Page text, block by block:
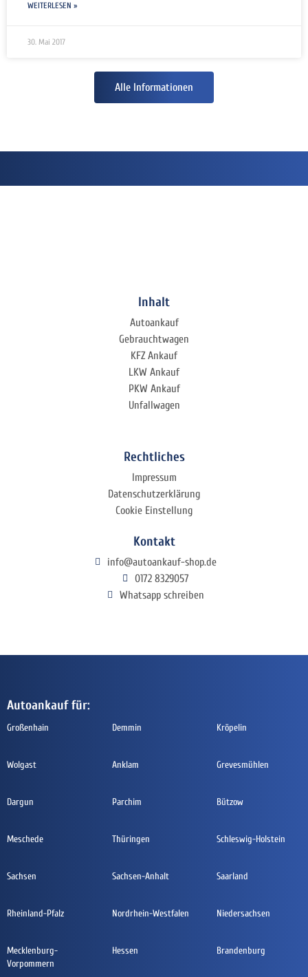
WEITERLESEN »
30. Mai 2017
Alle Informationen
Inhalt
Autoankauf
Gebrauchtwagen
KFZ Ankauf
LKW Ankauf
PKW Ankauf
Unfallwagen
Rechtliches
Impressum
Datenschutzerklärung
Cookie Einstellung
Kontakt
info@autoankauf-shop.de
0172 8329057
Whatsapp schreiben
Autoankauf für:
Großenhain Demmin Kröpelin
Wolgast Anklam Grevesmühlen
Dargun Parchim Bützow
Meschede Thüringen Schleswig-Holstein
Sachsen Sachsen-Anhalt Saarland
Rheinland-Pfalz Nordrhein-Westfalen Niedersachsen
Mecklenburg-
Vorpommern
Hessen Brandenburg